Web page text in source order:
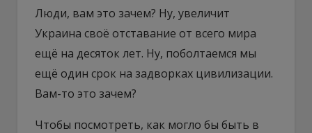
Люди, вам это зачем? Ну, увеличит
Украина своё отставание от всего мира
ещё на десяток лет. Ну, поболтаемся мы
ещё один срок на задворках цивилизации.
Вам-то это зачем?
Чтобы посмотреть, как могло бы быть в